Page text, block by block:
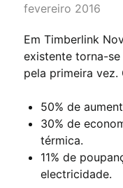
fevereiro 2016
Em Timberlink
existente torna-se
pela primeira vez.
50% de
30% de
térmica.
11% de
electricidade.